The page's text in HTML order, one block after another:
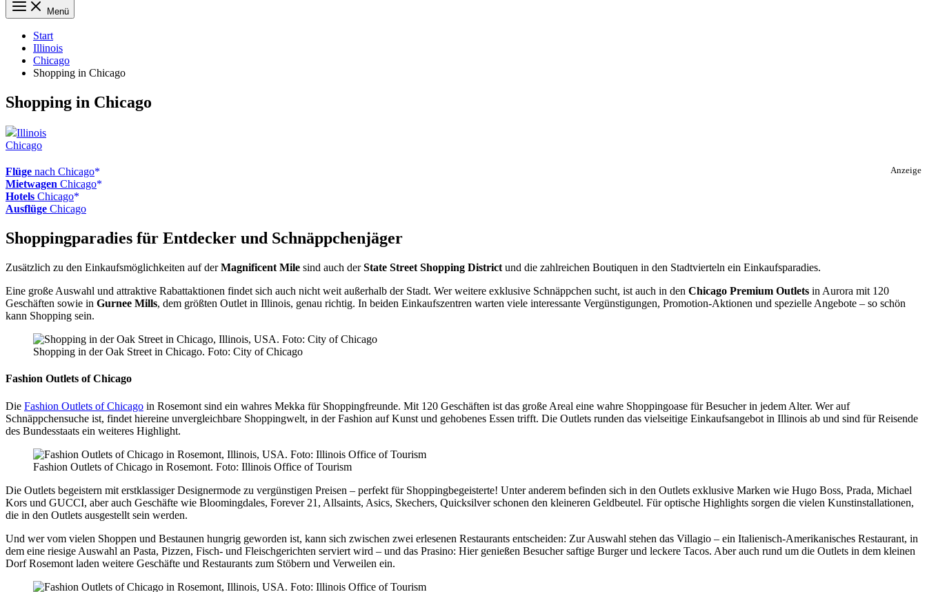
Menü
Start
Illinois
Chicago
Shopping in Chicago
Shopping in Chicago
Illinois
Chicago
Anzeige
Flüge nach Chicago
Mietwagen Chicago
Hotels Chicago
Ausflüge Chicago
Shoppingparadies für Entdecker und Schnäppchenjäger
Zusätzlich zu den Einkaufsmöglichkeiten auf derMagnificent Mile sind auch derState Street Shopping District und die zahlreichen Boutiquen in den Stadtvierteln ein Einkaufsparadies.
Eine große Auswahl und attraktive Rabattaktionen findet sich auch nicht weit außerhalb der Stadt. Wer weitere exklusive Schnäppchen sucht, ist auch in den Chicago Premium Outlets in Aurora mit 120
Geschäften sowie in Gurnee Mills, dem größten Outlet in Illinois, genau richtig. In beiden Einkaufszentren warten viele interessante Vergünstigungen, Promotion-Aktionen und spezielle Angebote – so schön
kann Shopping sein.
Shopping in der Oak Street in Chicago. Foto: City of Chicago
Fashion Outlets of Chicago
Die Fashion Outlets of Chicago in Rosemont sind ein wahres Mekka für Shoppingfreunde. Mit 120 Geschäften ist das große Areal eine wahre Shoppingoase für Besucher in jedem Alter. Wer auf
Schnäppchensuche ist, findet hiereine unvergleichbare Shoppingwelt, in der Fashion auf Kunst und gehobenes Essen trifft. Die Outlets runden das vielseitige Einkaufsangebot in Illinois ab und sind für Reisende
des Bundesstaats ein weiteres Highlight.
Fashion Outlets of Chicago in Rosemont. Foto: Illinois Office of Tourism
Die Outlets begeistern mit erstklassiger Designermode zu vergünstigen Preisen – perfekt für Shoppingbegeisterte! Unter anderem befinden sich in den Outlets exklusive Marken wie Hugo Boss, Prada, Michael
Kors und GUCCI, aber auch Geschäfte wie Bloomingdales, Forever 21, Allsaints, Asics, Skechers, Quicksilver schonen den kleineren Geldbeutel. Für optische Highlights sorgen die vielen Kunstinstallationen,
die in den Outlets ausgestellt sein werden.
Und wer vom vielen Shoppen und Bestaunen hungrig geworden ist, kann sich zwischen zwei erlesenen Restaurants entscheiden: Zur Auswahl stehen das Villagio – ein Italienisch-Amerikanisches Restaurant, in
dem eine riesige Auswahl an Pasta, Pizzen, Fisch- und Fleischgerichten serviert wird – und das Prasino: Hier genießen Besucher saftige Burger und leckere Tacos. Aber auch rund um die Outlets in dem kleinen
Dorf Rosemont laden weitere Geschäfte und Restaurants zum Stöbern und Verweilen ein.